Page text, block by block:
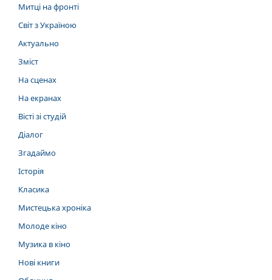
Митці на фронті
Світ з Україною
Актуально
Зміст
На сценах
На екранах
Вісті зі студій
Діалог
Згадаймо
Історія
Класика
Мистецька хроніка
Молоде кіно
Музика в кіно
Нові книги